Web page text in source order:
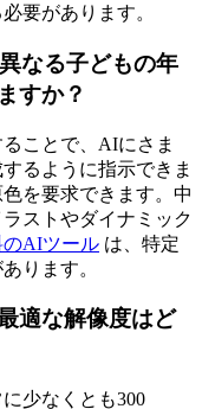
要があります。
なる子どもの年
すか？
ことで、AIにさま
るように指示できま
を要求できます。中
ストやダイナミック
のAIツール は、特定
ります。
適な解像度はど
少なくとも300